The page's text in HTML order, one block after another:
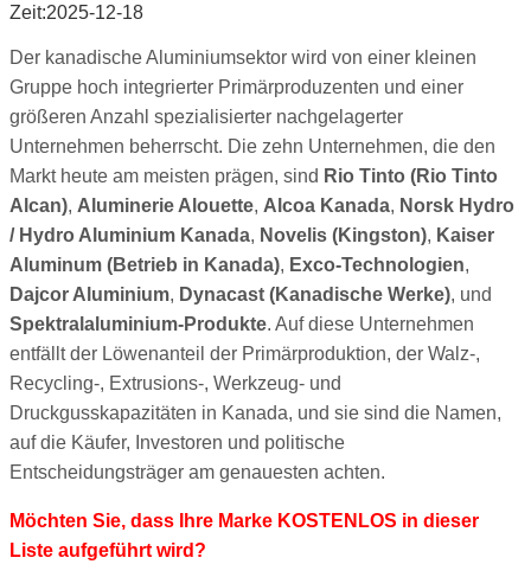
Zeit:2025-12-18
Der kanadische Aluminiumsektor wird von einer kleinen
Gruppe hoch integrierter Primärproduzenten und einer
größeren Anzahl spezialisierter nachgelagerter
Unternehmen beherrscht. Die zehn Unternehmen, die den
Markt heute am meisten prägen, sind Rio Tinto (Rio Tinto
Alcan), Aluminerie Alouette, Alcoa Kanada, Norsk Hydro
/ Hydro Aluminium Kanada, Novelis (Kingston), Kaiser
Aluminum (Betrieb in Kanada), Exco-Technologien,
Dajcor Aluminium, Dynacast (Kanadische Werke), und
Spektralaluminium-Produkte. Auf diese Unternehmen
entfällt der Löwenanteil der Primärproduktion, der Walz-,
Recycling-, Extrusions-, Werkzeug- und
Druckgusskapazitäten in Kanada, und sie sind die Namen,
auf die Käufer, Investoren und politische
Entscheidungsträger am genauesten achten.
Möchten Sie, dass Ihre Marke KOSTENLOS in dieser
Liste aufgeführt wird?